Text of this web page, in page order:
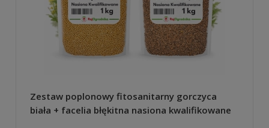
Zestaw poplonowy fitosanitarny gorczyca
biała + facelia błękitna nasiona kwalifikowane